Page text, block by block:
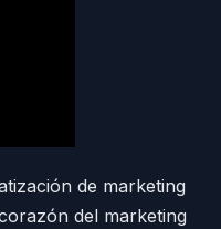
de marketing
del marketing